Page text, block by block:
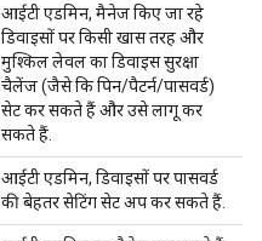
आईटी एडमिन, मैनेज किए जा रहे
डिवाइसों पर किसी खास तरह और
मुश्किल लेवल का डिवाइस सुरक्षा
चैलेंज (जैसे कि पिन/पैटर्न/पासवर्ड)
सेट कर सकते हैं और उसे लागू कर
सकते हैं.
आईटी एडमिन, डिवाइसों पर पासवर्ड
की बेहतर सेटिंग सेट अप कर सकते हैं.